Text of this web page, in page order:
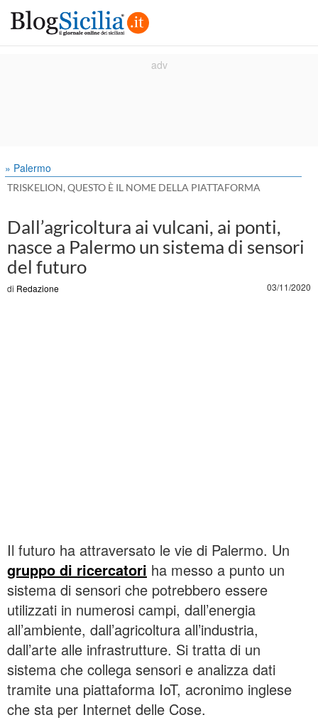
» Palermo
TRISKELION, QUESTO È IL NOME DELLA PIATTAFORMA
Dall’agricoltura ai vulcani, ai ponti,
nasce a Palermo un sistema di sensori
del futuro
di Redazione 03/11/2020
Il futuro ha attraversato le vie di Palermo. Un
gruppo di ricercatori ha messo a punto un
sistema di sensori che potrebbero essere
utilizzati in numerosi campi, dall’energia
all’ambiente, dall’agricoltura all’industria,
dall’arte alle infrastrutture. Si tratta di un
sistema che collega sensori e analizza dati
tramite una piattaforma IoT, acronimo inglese
che sta per Internet delle Cose.